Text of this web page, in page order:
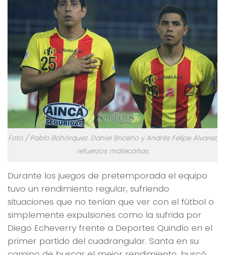
Foto / Pablo Bohórquez. Daniel Briceño y Andrés Felipe Álvarez,
refuerzos matecañas.
Durante los juegos de pretemporada el equipo
tuvo un rendimiento regular, sufriendo
situaciones que no tenían que ver con el fútbol o
simplemente expulsiones como la sufrida por
Diego Echeverry frente a Deportes Quindío en el
primer partido del cuadrangular. Santa en su